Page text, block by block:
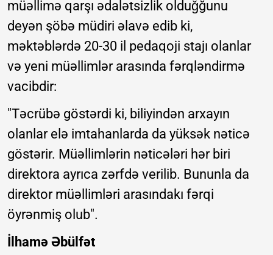
müəllimə qarşı ədalətsizlik olduǧğunu
deyən şöbə müdiri əlavə edib ki,
məktəblərdə 20-30 il pedaqoji stajı olanlar
və yeni müəllimlər arasında fərqləndirmə
vacibdir:
"Təcrübə göstərdi ki, biliyindən arxayın
olanlar elə imtahanlarda da yüksək nəticə
göstərir. Müəllimlərin nəticələri hər biri
direktora ayrıca zərfdə verilib. Bununla da
direktor müəllimləri arasındakı fərqi
öyrənmiş olub".
İlhamə Əbülfət